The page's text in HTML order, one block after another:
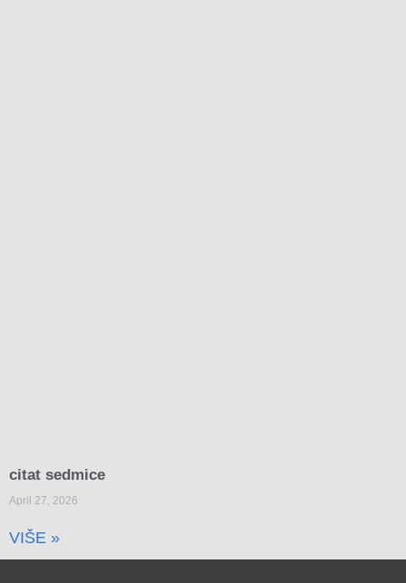
citat sedmice
April 27, 2026
VIŠE »